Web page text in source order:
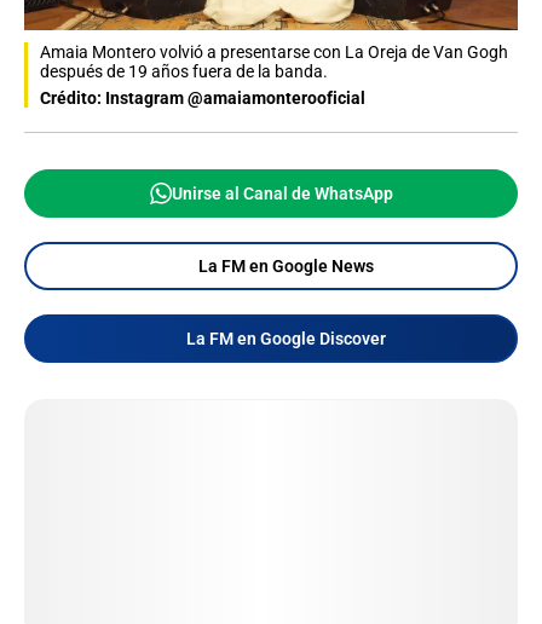
Amaia Montero volvió a presentarse con La Oreja de Van Gogh
después de 19 años fuera de la banda.
Crédito: Instagram @amaiamonterooficial
Unirse al Canal de WhatsApp
La FM en Google News
La FM en Google Discover